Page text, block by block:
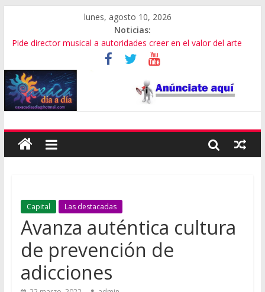
lunes, agosto 10, 2026
Noticias:
Pide director musical a autoridades creer en el valor del arte
SEP Oaxaca admite fallas en algoritmos y vulneración de
datos
Advierten de riesgos por consumo que viene de EU
Violencia imparable en Juchitán: 4 muertos
Cumple gobernador de Oaxaca con rehabilitación de carretera
Capital Las destacadas
Avanza auténtica cultura
de prevención de
adicciones